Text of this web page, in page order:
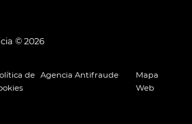
© 2026
de Agencia Antifraude
Mapa
Web